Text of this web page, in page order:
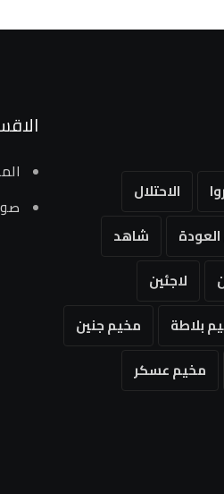
الاحتلال
شاهد
لاجئين
بلاطة
مخيم جنين
مخيم عسكر